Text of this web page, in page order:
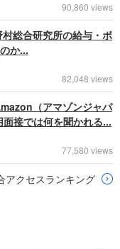
90,860 views
村総合研究所の給与・ボ
か...
82,048 views
（アマゾンジャパ
接では何を聞かれる...
77,580 views
アクセスランキング